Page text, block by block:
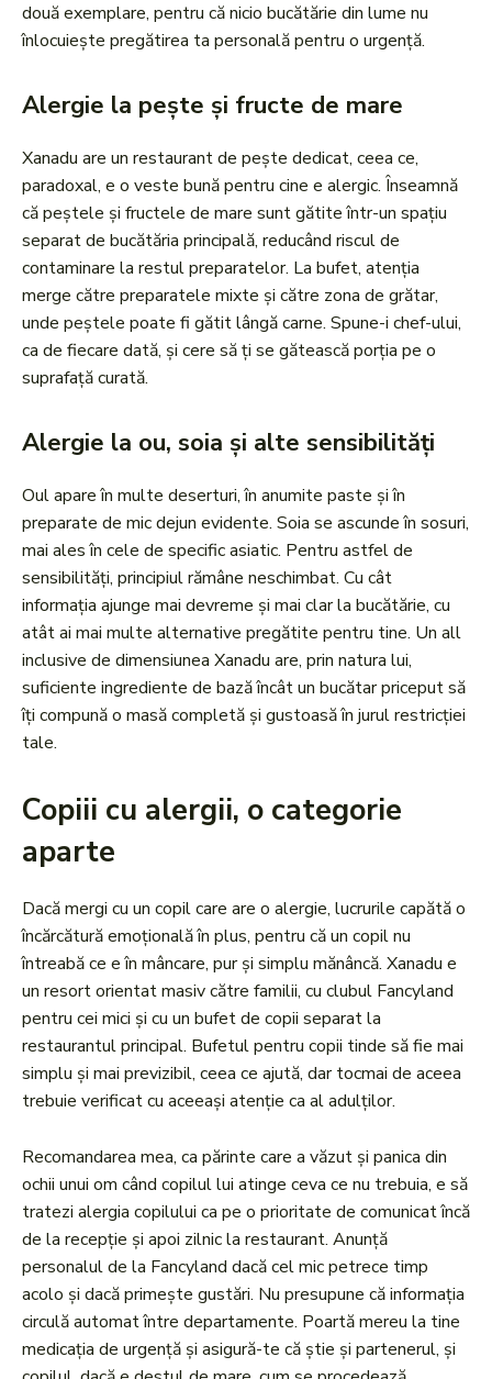
două exemplare, pentru că nicio bucătărie din lume nu
înlocuiește pregătirea ta personală pentru o urgență.
Alergie la pește și fructe de mare
Xanadu are un restaurant de pește dedicat, ceea ce,
paradoxal, e o veste bună pentru cine e alergic. Înseamnă
că peștele și fructele de mare sunt gătite într-un spațiu
separat de bucătăria principală, reducând riscul de
contaminare la restul preparatelor. La bufet, atenția
merge către preparatele mixte și către zona de grătar,
unde peștele poate fi gătit lângă carne. Spune-i chef-ului,
ca de fiecare dată, și cere să ți se gătească porția pe o
suprafață curată.
Alergie la ou, soia și alte sensibilități
Oul apare în multe deserturi, în anumite paste și în
preparate de mic dejun evidente. Soia se ascunde în sosuri,
mai ales în cele de specific asiatic. Pentru astfel de
sensibilități, principiul rămâne neschimbat. Cu cât
informația ajunge mai devreme și mai clar la bucătărie, cu
atât ai mai multe alternative pregătite pentru tine. Un all
inclusive de dimensiunea Xanadu are, prin natura lui,
suficiente ingrediente de bază încât un bucătar priceput să
îți compună o masă completă și gustoasă în jurul restricției
tale.
Copiii cu alergii, o categorie
aparte
Dacă mergi cu un copil care are o alergie, lucrurile capătă o
încărcătură emoțională în plus, pentru că un copil nu
întreabă ce e în mâncare, pur și simplu mănâncă. Xanadu e
un resort orientat masiv către familii, cu clubul Fancyland
pentru cei mici și cu un bufet de copii separat la
restaurantul principal. Bufetul pentru copii tinde să fie mai
simplu și mai previzibil, ceea ce ajută, dar tocmai de aceea
trebuie verificat cu aceeași atenție ca al adulților.
Recomandarea mea, ca părinte care a văzut și panica din
ochii unui om când copilul lui atinge ceva ce nu trebuia, e să
tratezi alergia copilului ca pe o prioritate de comunicat încă
de la recepție și apoi zilnic la restaurant. Anunță
personalul de la Fancyland dacă cel mic petrece timp
acolo și dacă primește gustări. Nu presupune că informația
circulă automat între departamente. Poartă mereu la tine
medicația de urgență și asigură-te că știe și partenerul, și